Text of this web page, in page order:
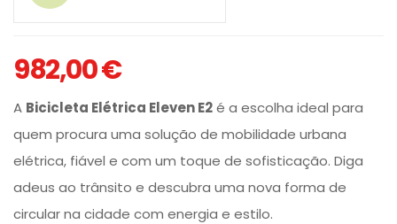
982,00€
A Bicicleta Elétrica Eleven E2é a escolha ideal para
quem procura uma solução de mobilidade urbana
elétrica, fiável e com um toque de sofisticação. Diga
adeus ao trânsito e descubra uma nova forma de
circular na cidade com energia e estilo.